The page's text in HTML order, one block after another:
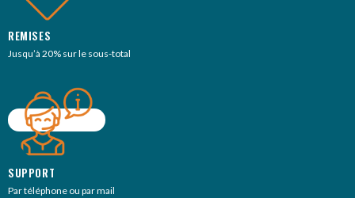
REMISES
Jusqu’à 20% sur le sous-total
SUPPORT
Par téléphone ou par mail